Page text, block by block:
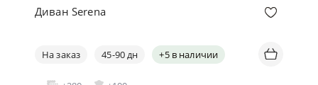
Диван Serena
На заказ 45-90 дн +5 в наличии